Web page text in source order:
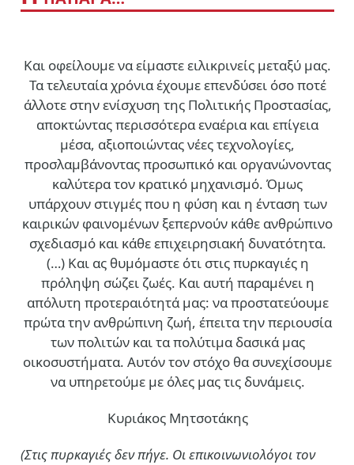
Και οφείλουμε να είμαστε ειλικρινείς μεταξύ μας.
Τα τελευταία χρόνια έχουμε επενδύσει όσο ποτέ
άλλοτε στην ενίσχυση της Πολιτικής Προστασίας,
αποκτώντας περισσότερα εναέρια και επίγεια
μέσα, αξιοποιώντας νέες τεχνολογίες,
προσλαμβάνοντας προσωπικό και οργανώνοντας
καλύτερα τον κρατικό μηχανισμό. Όμως
υπάρχουν στιγμές που η φύση και η ένταση των
καιρικών φαινομένων ξεπερνούν κάθε ανθρώπινο
σχεδιασμό και κάθε επιχειρησιακή δυνατότητα.
(…) Και ας θυμόμαστε ότι στις πυρκαγιές η
πρόληψη σώζει ζωές. Και αυτή παραμένει η
απόλυτη προτεραιότητά μας: να προστατεύουμε
πρώτα την ανθρώπινη ζωή, έπειτα την περιουσία
των πολιτών και τα πολύτιμα δασικά μας
οικοσυστήματα. Αυτόν τον στόχο θα συνεχίσουμε
να υπηρετούμε με όλες μας τις δυνάμεις.
Κυριάκος Μητσοτάκης
(Στις πυρκαγιές δεν πήγε. Οι επικοινωνιολόγοι τον